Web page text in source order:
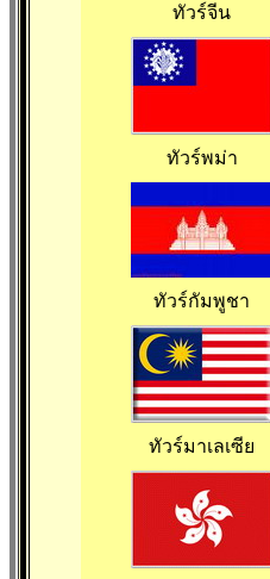
ทัวร์จีน
ทัวร์พม่า
ทัวร์กัมพูชา
ทัวร์มาเลเซีย